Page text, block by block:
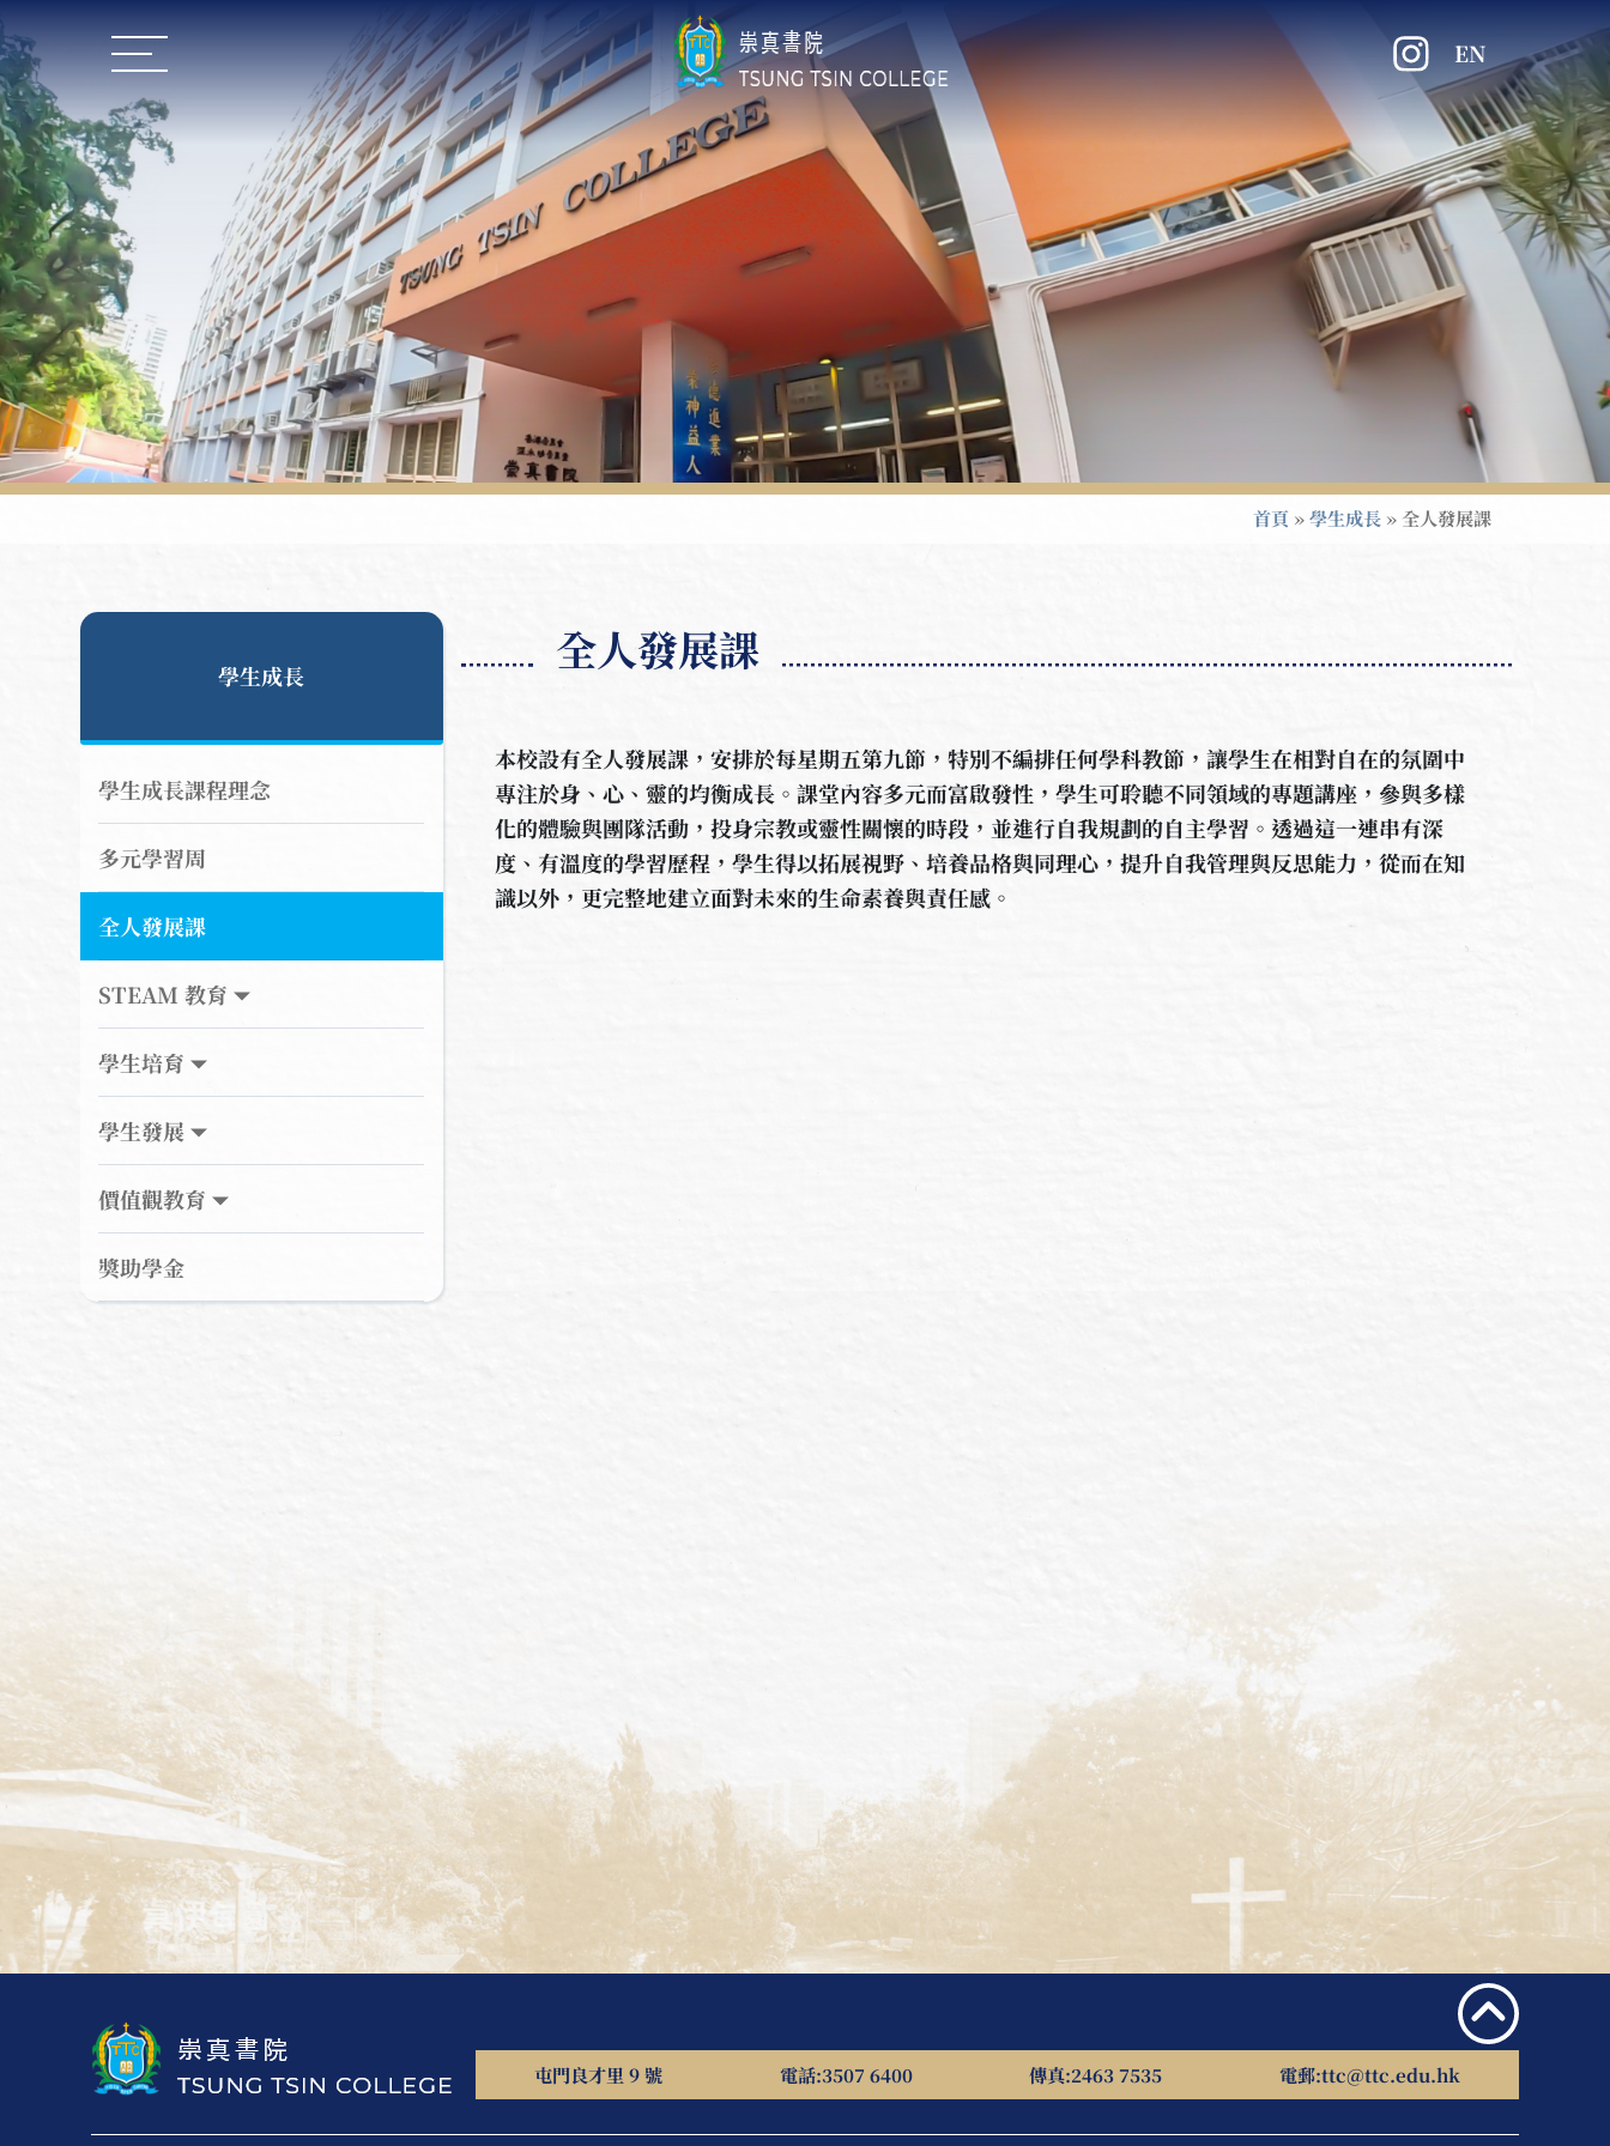
EN
首頁»學生成長» 全人發展課
學生成長
學生成長課程理念
多元學習周
全人發展課
STEAM 教育
學生培育
學生發展
價值觀教育
獎助學金
全人發展課
本校設有全人發展課，安排於每星期五第九節，特別不編排任何學科教節，讓學生在相對自在的氛圍中
專注於身、心、靈的均衡成長。課堂內容多元而富啟發性，學生可聆聽不同領域的專題講座，參與多樣
化的體驗與團隊活動，投身宗教或靈性關懷的時段，並進行自我規劃的自主學習。透過這一連串有深
度、有溫度的學習歷程，學生得以拓展視野、培養品格與同理心，提升自我管理與反思能力，從而在知
識以外，更完整地建立面對未來的生命素養與責任感。
屯門良才里 9 號 電話:3507 6400 傳真:2463 7535 電郵:ttc@ttc.edu.hk